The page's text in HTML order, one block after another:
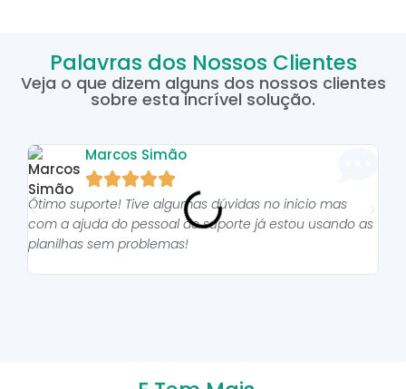
Palavras dos Nossos Clientes
Veja o que dizem alguns dos nossos clientes
sobre esta incrível solução.
Marcos Simão

Ótimo suporte! Tive algumas dúvidas no inicio mas
com a ajuda do pessoal do suporte já estou usando as
planilhas sem problemas!